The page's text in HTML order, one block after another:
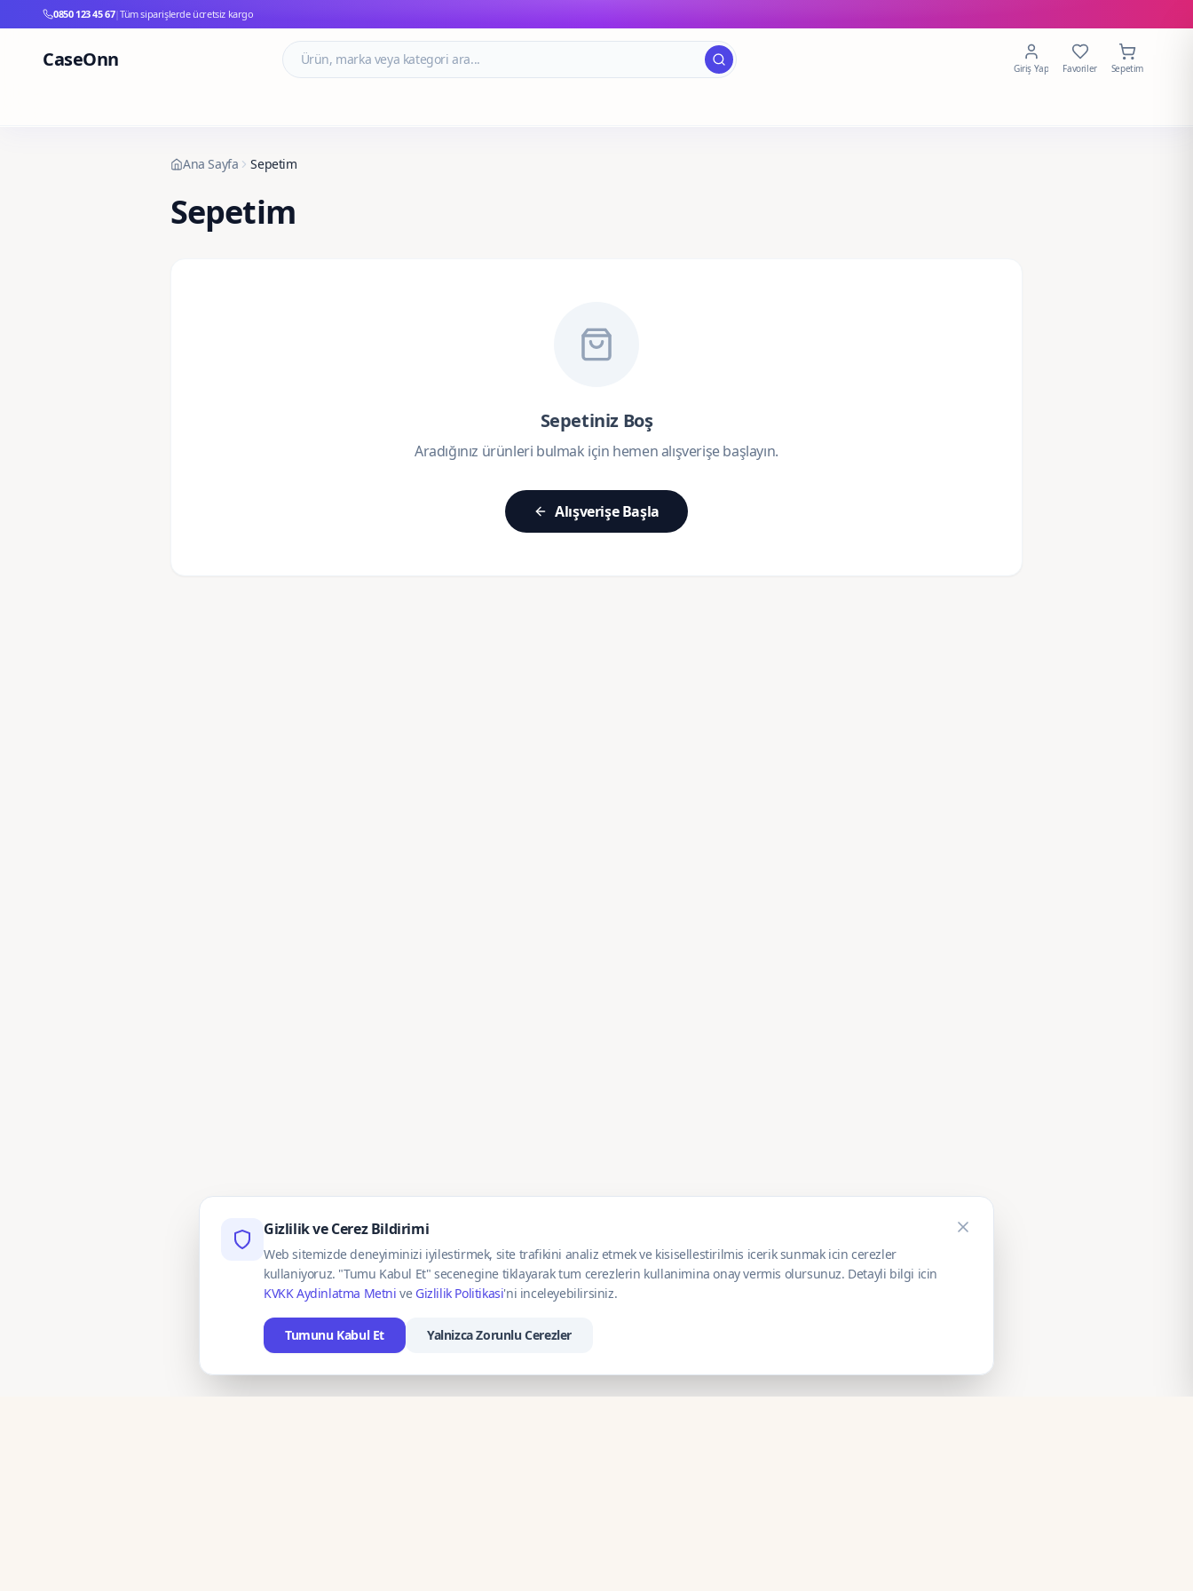
0850 123 45 67|Tüm siparişlerde ücretsiz kargo
CaseOnn Giriş Yap Favoriler Sepetim
Ana Sayfa Sepetim
Sepetim
Sepetiniz Boş
Aradığınız ürünleri bulmak için hemen alışverişe başlayın.
Alışverişe Başla
Gizlilik ve Cerez Bildirimi
Web sitemizde deneyiminizi iyilestirmek, site trafikini analiz etmek ve kisisellestirilmis icerik sunmak icin cerezler
kullaniyoruz. "Tumu Kabul Et" secenegine tiklayarak tum cerezlerin kullanimina onay vermis olursunuz. Detayli bilgi icin
KVKK Aydinlatma Metni ve Gizlilik Politikasi'ni inceleyebilirsiniz.
Tumunu Kabul Et Yalnizca Zorunlu Cerezler